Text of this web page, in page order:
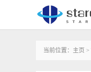
当前位置： 主页 >